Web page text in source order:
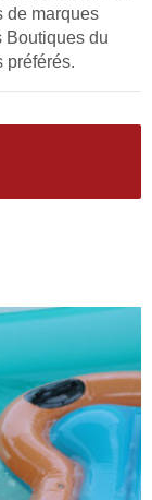
de marques
Boutiques du
préférés.